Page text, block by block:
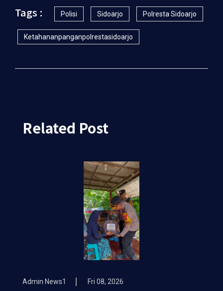
Tags :
Polisi Sidoarjo Polresta Sidoarjo
Ketahananpanganpolrestasidoarjo
Related Post
Admin News1 Fri 08, 2026